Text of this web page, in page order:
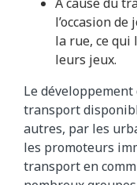
l’occasion
la rue, ce qui
leurs jeux.
Le
transport
autres, par les
les promoteurs
transport en